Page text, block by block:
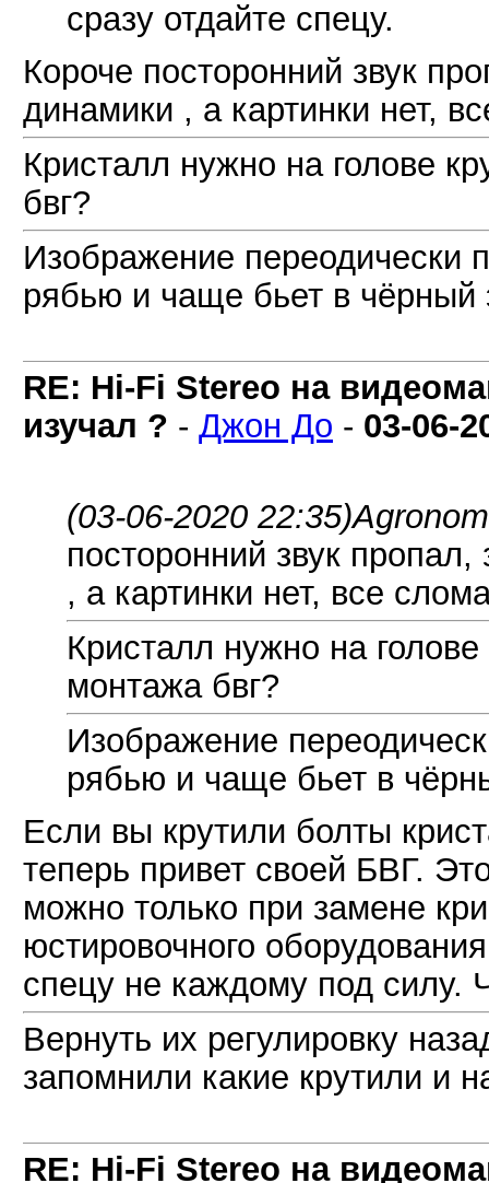
сразу отдайте спецу.
Короче посторонний звук
динамики , а картинки нет,
Кристалл нужно на голове
бвг?
Изображение переодически
рябью и чаще бьет в чёрный
RE: Hi-Fi Stereo на
изучал ? - Джон До - 03-06-
(03-06-2020 22:35)
посторонний звук
, а картинки нет, все
Кристалл нужно на
монтажа бвг?
Изображение
рябью и чаще бьет в
Если вы крутили болты
теперь привет своей БВГ.
можно только при замене
юстировочного
спецу не каждому под силу.
Вернуть их регулировку
запомнили какие крутили и
RE: Hi-Fi Stereo на